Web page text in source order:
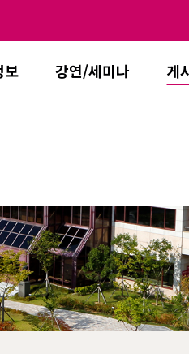
보 강연/세미나 게